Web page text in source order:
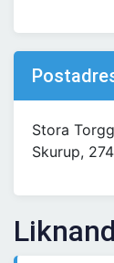
Stora
Skurup,